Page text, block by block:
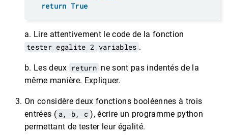
return True
a. Lire attentivement le code de la fonction
tester_egalite_2_variables .
b. Les deux return ne sont pas indentés de la
même manière. Expliquer.
On considère deux fonctions booléennes à trois
entrées ( a, b, c ), écrire un programme python
permettant de tester leur égalité.